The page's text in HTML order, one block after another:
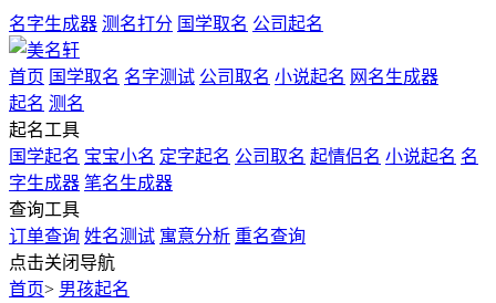
名字生成器 测名打分 国学取名 公司起名
首页 国学取名 名字测试 公司取名 小说起名 网名生成器
起名 测名
起名工具
国学起名 宝宝小名 定字起名 公司取名 起情侣名 小说起名 名
字生成器 笔名生成器
查询工具
订单查询 姓名测试 寓意分析 重名查询
点击关闭导航
首页> 男孩起名